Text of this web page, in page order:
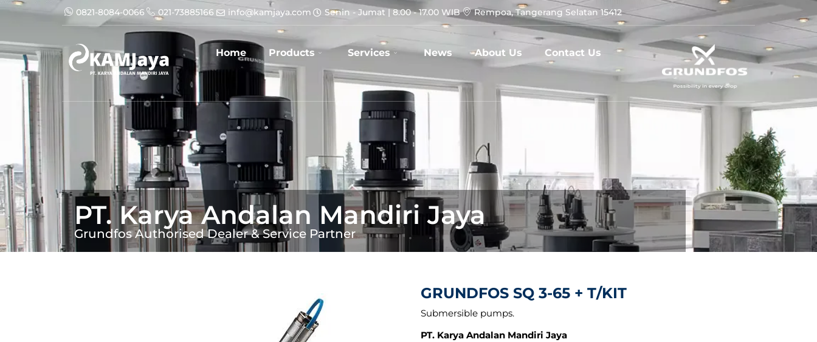
0821-8084-0066 021-73885166 info@kamjaya.com Senin - Jumat | 8.00 - 17.00 WIB Rempoa, Tangerang Selatan 15412
Home Products Services News About Us Contact Us
PT. Karya Andalan Mandiri Jaya
Grundfos Authorised Dealer & Service Partner
GRUNDFOS SQ 3-65 + T/KIT
Submersible pumps.
PT. Karya Andalan Mandiri Jaya